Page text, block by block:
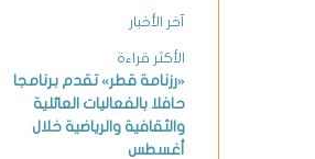
آخر الأخبار
الأكثر قراءة
«رزنامة قطر» تقدم برنامجا
حافلا بالفعاليات العائلية
والثقافية والرياضية خلال
أغسطس